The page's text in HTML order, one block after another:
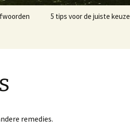
5 tips voor de juiste keuze
remedies.